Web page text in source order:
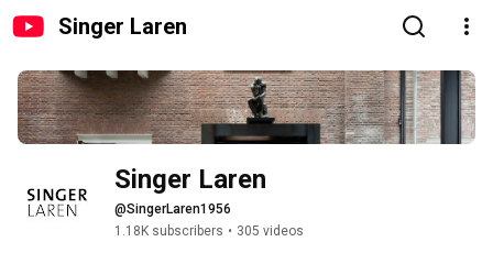
Singer Laren
Singer Laren
@SingerLaren1956
1.18K subscribers • 305 videos